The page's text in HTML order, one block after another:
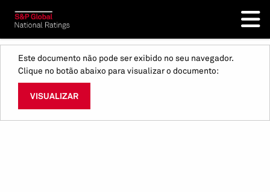
Este documento não pode ser exibido no seu navegador.
Clique no botão abaixo para visualizar o documento:
VISUALIZAR